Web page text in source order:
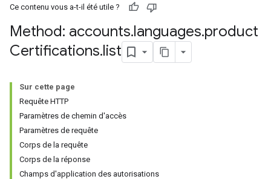
Ce contenu vous a-t-il été utile ?
Method: accounts.languages.product
Certifications.list
Sur cette page
Requête HTTP
Paramètres de chemin d'accès
Paramètres de requête
Corps de la requête
Corps de la réponse
Champs d'application des autorisations